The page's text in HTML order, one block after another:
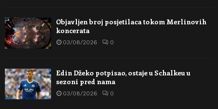
Objavljen broj posjetilaca tokom Merlinovih
koncerata
03/08/2026 0
Edin Džeko potpisao, ostaje u Schalkeu u
sezoni pred nama
03/08/2026 0